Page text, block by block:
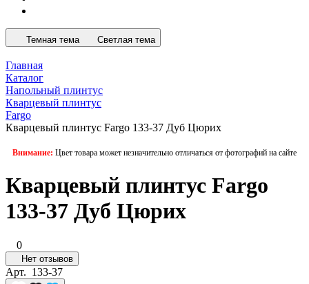
Темная тема Светлая тема
Главная
Каталог
Напольный плинтус
Кварцевый плинтус
Fargo
Кварцевый плинтус Fargo 133-37 Дуб Цюрих
Внимание: Цвет товара может незначительно отличаться от фотографий на сайте
Кварцевый плинтус Fargo
133-37 Дуб Цюрих
0
Нет отзывов
Арт. 133-37